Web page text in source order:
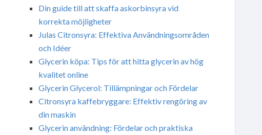
Din guide till att skaffa askorbinsyra vid
korrekta möjligheter
Julas Citronsyra: Effektiva Användningsområden
och Idéer
Glycerin köpa: Tips för att hitta glycerin av hög
kvalitet online
Glycerin Glycerol: Tillämpningar och Fördelar
Citronsyra kaffebryggare: Effektiv rengöring av
din maskin
Glycerin användning: Fördelar och praktiska